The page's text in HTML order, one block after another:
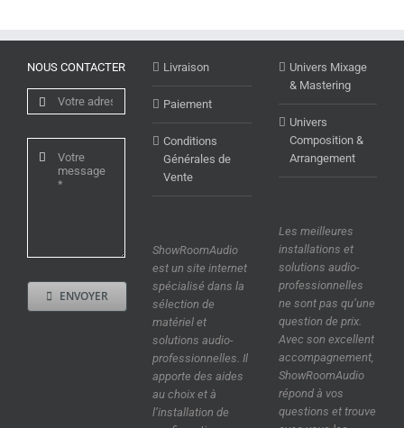
NOUS CONTACTER
ENVOYER
Livraison
Paiement
Conditions
Générales de
Vente
ShowRoomAudio
est un site internet
spécialisé dans la
sélection de
matériel et
solutions audio-
professionnelles. Il
apporte des aides
au choix et à
l’installation de
Univers Mixage
& Mastering
Univers
Composition &
Arrangement
Les meilleures
installations et
solutions audio-
professionnelles
ne sont pas qu’une
question de prix.
Avec son excellent
accompagnement,
ShowRoomAudio
répond à vos
questions et trouve